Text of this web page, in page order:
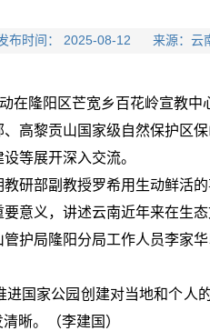
布时间： 2025-08-12 来源：
在隆阳区芒宽乡百花岭宣教中
高黎贡山国家级自然保护区
等展开深入交流。
研部副教授罗希用生动鲜活
意义，讲述云南近年来在生
护局隆阳分局工作人员李家
国家公园创建对当地和个人
晰。（李建国）